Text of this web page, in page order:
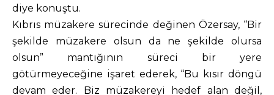
diye konuştu.
Kıbrıs müzakere sürecinde değinen Özersay, “Bir
şekilde müzakere olsun da ne şekilde olursa
olsun” mantığının süreci bir yere
götürmeyeceğine işaret ederek, “Bu kısır döngü
devam eder. Biz müzakereyi hedef alan değil,